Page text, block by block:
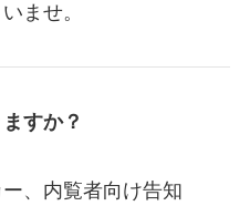
ませ。
すか？
、内覧者向け告知